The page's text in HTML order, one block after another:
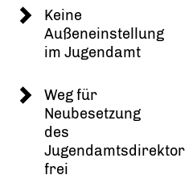
Keine
Außeneinstellung
im Jugendamt
Weg für
Neubesetzung
des
Jugendamtsdirektor
frei